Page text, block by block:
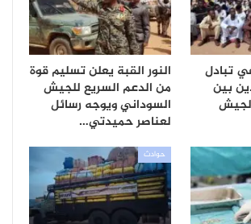
تبادل
بين
النور القبة يعلن تسليم قوة
من الدعم السريع للجيش
السوداني ويوجه رسائل
لعناصر حميدتي…
حوادث